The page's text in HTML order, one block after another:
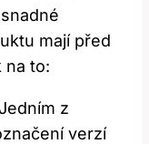
mají před
na to:
z
verzí